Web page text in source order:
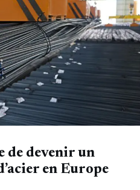
de devenir un
en Europe